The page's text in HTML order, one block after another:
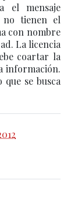
el mensaje
no tienen el
con nombre
La licencia
coartar la
información.
se busca